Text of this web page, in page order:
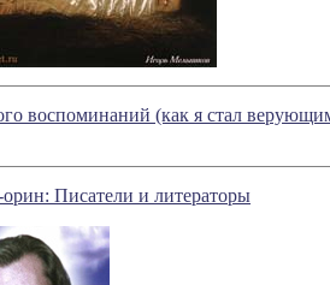
воспоминаний (как я стал
Писатели и литераторы